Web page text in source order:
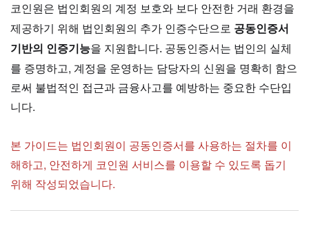
코인원은 법인회원의 계정 보호와 보다 안전한 거래 환경을
제공하기 위해 법인회원의 추가 인증수단으로 공동인증서
기반의 인증기능을 지원합니다. 공동인증서는 법인의 실체
를 증명하고, 계정을 운영하는 담당자의 신원을 명확히 함으
로써 불법적인 접근과 금융사고를 예방하는 중요한 수단입
니다.
본 가이드는 법인회원이 공동인증서를 사용하는 절차를 이
해하고, 안전하게 코인원 서비스를 이용할 수 있도록 돕기
위해 작성되었습니다.